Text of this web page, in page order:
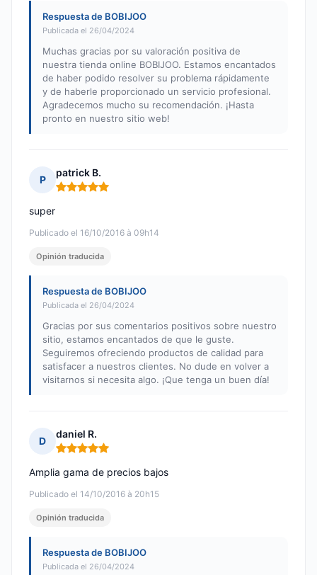
Respuesta de BOBIJOO
Publicada el 26/04/2024
Muchas gracias por su valoración positiva de
nuestra tienda online BOBIJOO. Estamos encantados
de haber podido resolver su problema rápidamente
y de haberle proporcionado un servicio profesional.
Agradecemos mucho su recomendación. ¡Hasta
pronto en nuestro sitio web!
P
patrick B.
Nota: 5 de 5
Publicado el 16/10/2016 à 09h14
super
Opinión traducida
Respuesta de BOBIJOO
Publicada el 26/04/2024
Gracias por sus comentarios positivos sobre nuestro
sitio, estamos encantados de que le guste.
Seguiremos ofreciendo productos de calidad para
satisfacer a nuestros clientes. No dude en volver a
visitarnos si necesita algo. ¡Que tenga un buen día!
D
daniel R.
Nota: 5 de 5
Publicado el 14/10/2016 à 20h15
Amplia gama de precios bajos
Opinión traducida
Respuesta de BOBIJOO
Publicada el 26/04/2024